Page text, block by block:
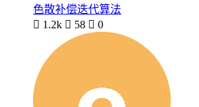
色散补偿迭代算法
 1.2k  58  0